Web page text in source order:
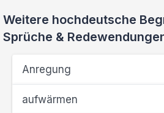
Weitere hochdeutsche
Sprüche &
Anregung
aufwärmen